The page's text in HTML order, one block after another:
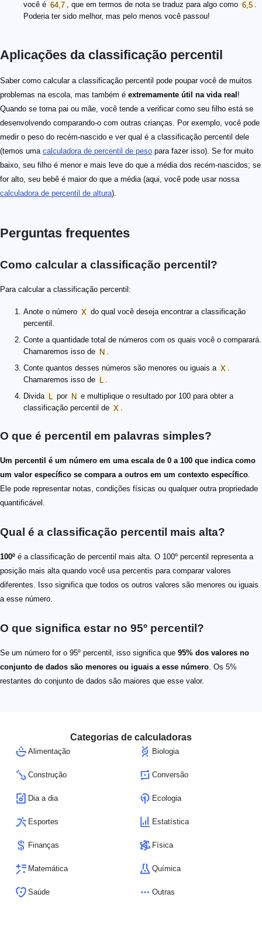
você é 64,7 , que em termos de nota se traduz para algo como 6,5 .
Poderia ter sido melhor, mas pelo menos você passou!
Aplicações da classificação percentil
Saber como calcular a classificação percentil pode poupar você de muitos
problemas na escola, mas também é extremamente útil na vida real !
Quando se torna pai ou mãe, você tende a verificar como seu filho está se
desenvolvendo comparando-o com outras crianças. Por exemplo, você pode
medir o peso do recém-nascido e ver qual é a classificação percentil dele
(temos uma calculadora de percentil de peso para fazer isso). Se for muito
baixo, seu filho é menor e mais leve do que a média dos recém-nascidos; se
for alto, seu bebê é maior do que a média (aqui, você pode usar nossa
calculadora de percentil de altura).
Perguntas frequentes
Como calcular a classificação percentil?
Para calcular a classificação percentil:
Anote o número X do qual você deseja encontrar a classificação
percentil.
Conte a quantidade total de números com os quais você o comparará.
Chamaremos isso de N .
Conte quantos desses números são menores ou iguais a X .
Chamaremos isso de L .
Divida L por N e multiplique o resultado por 100 para obter a
classificação percentil de X .
O que é percentil em palavras simples?
Um percentil é um número em uma escala de 0 a 100 que indica como
um valor específico se compara a outros em um contexto específico.
Ele pode representar notas, condições físicas ou qualquer outra propriedade
quantificável.
Qual é a classificação percentil mais alta?
100º é a classificação de percentil mais alta. O 100º percentil representa a
posição mais alta quando você usa percentis para comparar valores
diferentes. Isso significa que todos os outros valores são menores ou iguais
a esse número.
O que significa estar no 95º percentil?
Se um número for o 95º percentil, isso significa que 95% dos valores no
conjunto de dados são menores ou iguais a esse número. Os 5%
restantes do conjunto de dados são maiores que esse valor.
Categorias de calculadoras
Alimentação Biologia
Construção Conversão
Dia a dia Ecologia
Esportes Estatística
Finanças Física
Matemática Química
Saúde Outras